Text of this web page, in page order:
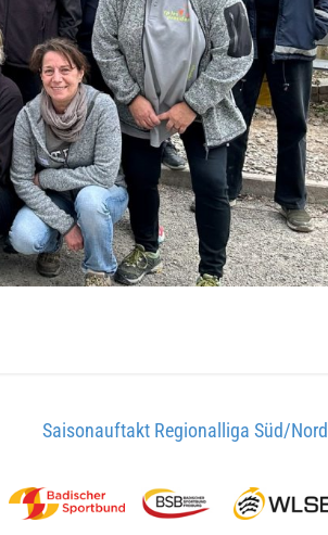
Saisonauftakt Regionalliga Süd/Nord